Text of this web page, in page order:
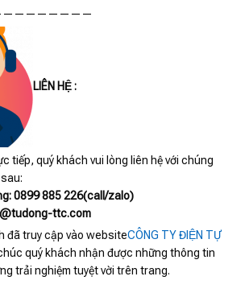
LIÊN HỆ :
tiếp, quý khách vui lòng liên hệ với chúng
0899 885 226(call/zalo)
ttc.com
đã truy cập vào websiteCÔNG TY ĐIỆN TỰ
quý khách nhận được những thông tin
trải nghiệm tuyệt vời trên trang.